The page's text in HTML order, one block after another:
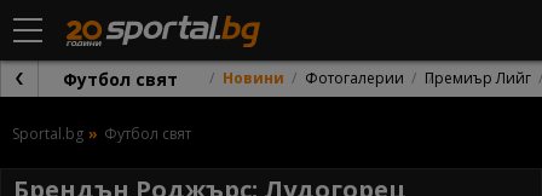
Футбол свят Новини Фотогалерии Премиър Лийг
Sportal.bg Футбол свят
Брендън Роджърс: Лудогорец